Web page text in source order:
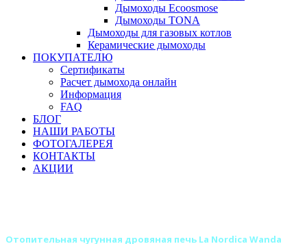
Дымоходы Ecoosmose
Дымоходы TONA
Дымоходы для газовых котлов
Керамические дымоходы
ПОКУПАТЕЛЮ
Сертификаты
Расчет дымохода онлайн
Информация
FAQ
БЛОГ
НАШИ РАБОТЫ
ФОТОГАЛЕРЕЯ
КОНТАКТЫ
АКЦИИ
(Италия)
Отопительная чугунная дровяная печь La Nordica Wanda